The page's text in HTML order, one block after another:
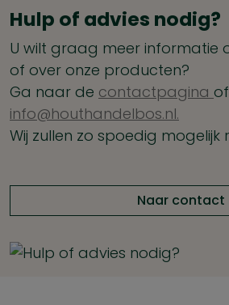
Hulp of advies nodig?
U wilt graag meer informatie
of over onze producten?
Ga naar de contactpagina
info@houthandelbos.nl.
Wij zullen zo spoedig mogelijk
Naar contact